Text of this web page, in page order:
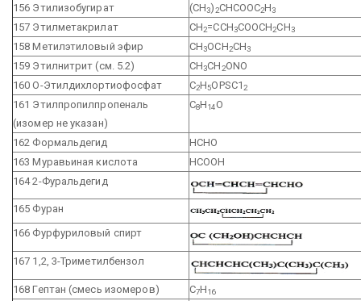
156 Этилизобугират (СН3)2СНСООС2Н3
157 Этилметакрилат СН2=ССН3СООСН2СН3
158 Метилэтиловый эфир СН3ОСН2СН3
159 Этилнитрит (см. 5.2) CH3CH2ONO
160 О-Этилдихлортиофосфат
C2H5OPSC12
161 Этилпропилпропеналь
(изомер не указан)
C8H14О
162 Формальдегид
НСНО
163 Муравьиная кислота
НСООН
164 2-Фуральдегид
165 Фуран
166 Фурфуриловый спирт
167 1,2, 3-Триметилбензол
168 Гептан (смесь изомеров) С7Н16